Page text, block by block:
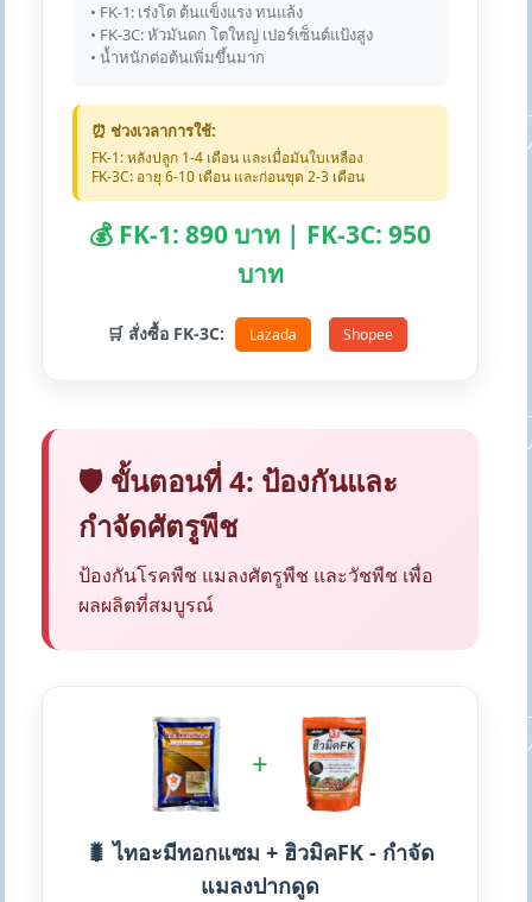
• FK-1: เร่งโต ต้นแข็งแรง ทนแล้ง
• FK-3C: หัวมันดก โตใหญ่ เปอร์เซ็นต์แป้งสูง
• น้ำหนักต่อต้นเพิ่มขึ้นมาก
⏰ ช่วงเวลาการใช้:
FK-1: หลังปลูก 1-4 เดือน และเมื่อมันใบเหลือง
FK-3C: อายุ 6-10 เดือน และก่อนขุด 2-3 เดือน
💰 FK-1: 890 บาท | FK-3C: 950
บาท
🛒 สั่งซื้อ FK-3C: Lazada Shopee
🛡️ ขั้นตอนที่ 4: ป้องกันและ
กำจัดศัตรูพืช
ป้องกันโรคพืช แมลงศัตรูพืช และวัชพืช เพื่อ
ผลผลิตที่สมบูรณ์
+
🐛 ไทอะมีทอกแซม + ฮิวมิคFK - กำจัด
แมลงปากดูด